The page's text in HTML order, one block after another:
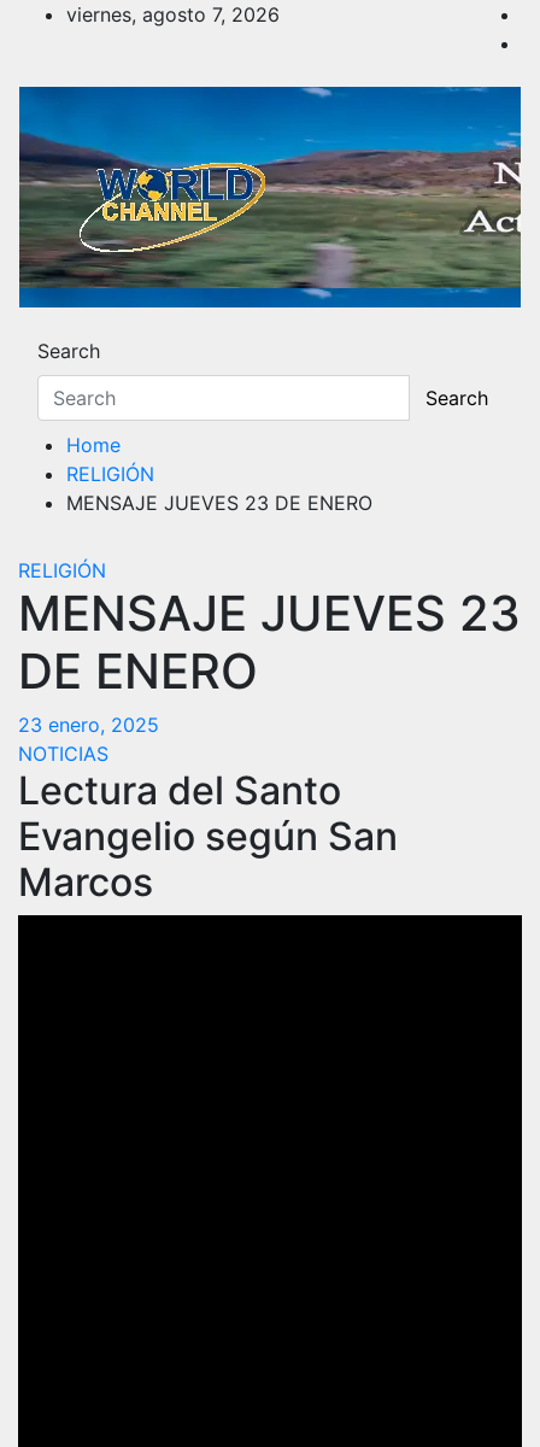
viernes, agosto 7, 2026
Noticias y Actualidad
Search
Search
Home
RELIGIÓN
MENSAJE JUEVES 23 DE ENERO
RELIGIÓN
MENSAJE JUEVES 23
DE ENERO
23 enero, 2025
NOTICIAS
Lectura del Santo
Evangelio según San
Marcos